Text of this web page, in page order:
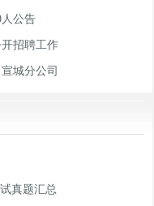
公告
招聘工作
城分公司
真题汇总